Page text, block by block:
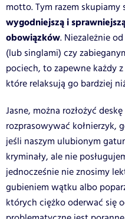
motto. Tym razem
wygodniejszą i
obowiązków. Niezależnie
(lub singlami) czy
pociech, to zapewne każdy
które relaksują go bardziej
Jasne, można rozłożyć
rozprasowywać kołnierzyk,
jeśli naszym ulubionym
kryminały, ale nie
jednocześnie nie znosimy
gubieniem wątku albo
których ciężko oderwać się